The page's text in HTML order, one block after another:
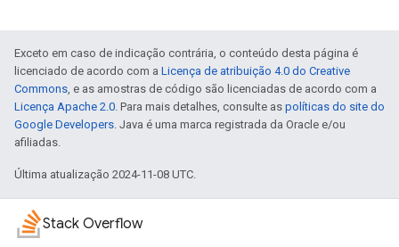
Exceto em caso de indicação contrária, o conteúdo desta página é
licenciado de acordo com a Licença de atribuição 4.0 do Creative
Commons, e as amostras de código são licenciadas de acordo com a
Licença Apache 2.0. Para mais detalhes, consulte as políticas do site do
Google Developers. Java é uma marca registrada da Oracle e/ou
afiliadas.
Última atualização 2024-11-08 UTC.
Stack Overflow